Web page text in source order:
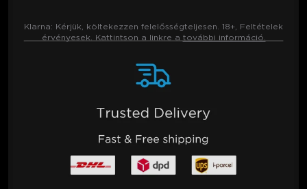
Klarna: Kérjük, költekezzen felelősségteljesen. 18+, Feltételek
érvényesek. Kattintson a linkre a további információ.